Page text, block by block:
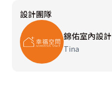
設計團隊
錦佑室內設計
Tina